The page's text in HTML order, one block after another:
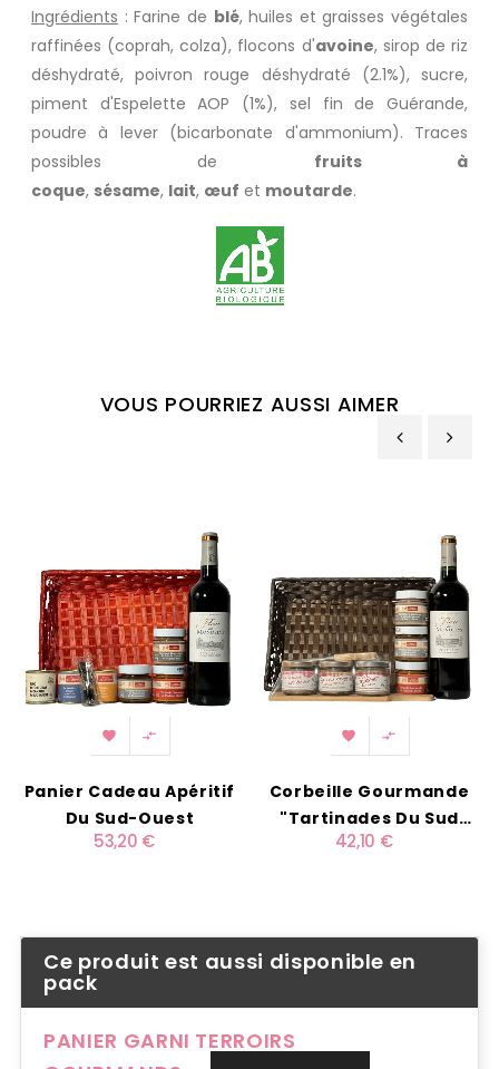
Ingrédients : Farine de blé, huiles et graisses végétales
raffinées (coprah, colza), flocons d'avoine, sirop de riz
déshydraté, poivron rouge déshydraté (2.1%), sucre,
piment d'Espelette AOP (1%), sel fin de Guérande,
poudre à lever (bicarbonate d'ammonium). Traces
possibles de fruits à
coque, sésame, lait, œuf et moutarde.
VOUS POURRIEZ AUSSI AIMER
 
Panier Cadeau Apéritif
Du Sud-Ouest
53,20 €
 
Corbeille Gourmande
"Tartinades Du Sud
Ouest"
42,10 €
Ce produit est aussi disponible en
pack
PANIER GARNI TERROIRS